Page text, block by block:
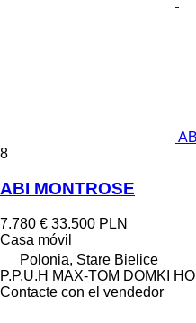
8
ABI MONTROSE
7.780 € 33.500 PLN
Casa móvil
Polonia, Stare Bielice
P.P.U.H MAX-TOM DOMKI
Contacte con el vendedor